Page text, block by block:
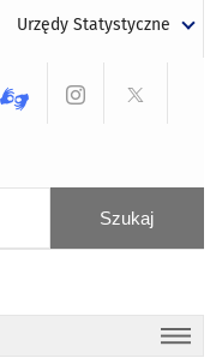
tekst
czarnym
tekst
czarnym
tekst
żółtym
Urzędy Statystyczne